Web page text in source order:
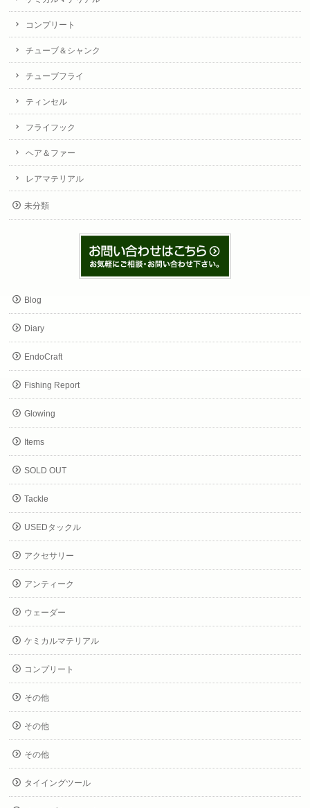
コンプリート
チューブ＆シャンク
チューブフライ
ティンセル
フライフック
ヘア＆ファー
レアマテリアル
未分類
Blog
Diary
EndoCraft
Fishing Report
Glowing
Items
SOLD OUT
Tackle
USEDタックル
アクセサリー
アンティーク
ウェーダー
ケミカルマテリアル
コンプリート
その他
その他
その他
タイイングツール